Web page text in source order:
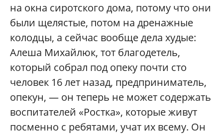
на окна сиротского дома, потому что они
были щелястые, потом на дренажные
колодцы, а сейчас вообще дела худые:
Алеша Михайлюк, тот благодетель,
который собрал под опеку почти сто
человек 16 лет назад, предприниматель,
опекун, — он теперь не может содержать
воспитателей «Ростка», которые живут
посменно с ребятами, учат их всему. Он